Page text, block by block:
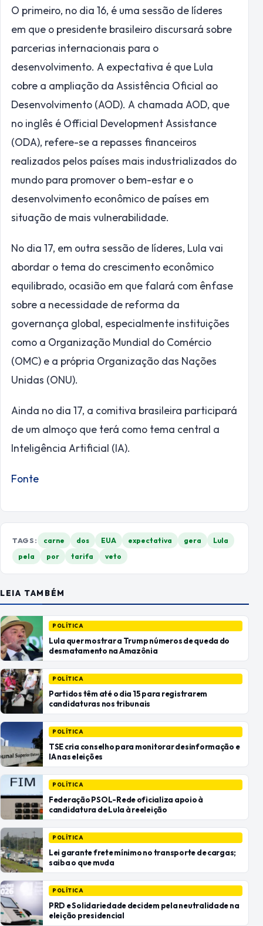
O primeiro, no dia 16, é uma sessão de líderes
em que o presidente brasileiro discursará sobre
parcerias internacionais para o
desenvolvimento. A expectativa é que Lula
cobre a ampliação da Assistência Oficial ao
Desenvolvimento (AOD). A chamada AOD, que
no inglês é Official Development Assistance
(ODA), refere-se a repasses financeiros
realizados pelos países mais industrializados do
mundo para promover o bem-estar e o
desenvolvimento econômico de países em
situação de mais vulnerabilidade.
No dia 17, em outra sessão de líderes, Lula vai
abordar o tema do crescimento econômico
equilibrado, ocasião em que falará com ênfase
sobre a necessidade de reforma da
governança global, especialmente instituições
como a Organização Mundial do Comércio
(OMC) e a própria Organização das Nações
Unidas (ONU).
Ainda no dia 17, a comitiva brasileira participará
de um almoço que terá como tema central a
Inteligência Artificial (IA).
Fonte
TAGS: carne dos EUA expectativa gera
Lula
pela
por tarifa veto
LEIA TAMBÉM
POLÍTICA
Lula quer mostrar a Trump números de queda do
desmatamento na Amazônia
POLÍTICA
Partidos têm até o dia 15 para registrarem
candidaturas nos tribunais
POLÍTICA
TSE cria conselho para monitorar desinformação e
IA nas eleições
POLÍTICA
Federação PSOL-Rede oficializa apoio à
candidatura de Lula à reeleição
POLÍTICA
Lei garante frete mínimo no transporte de cargas;
saiba o que muda
POLÍTICA
PRD e Solidariedade decidem pela neutralidade na
eleição presidencial